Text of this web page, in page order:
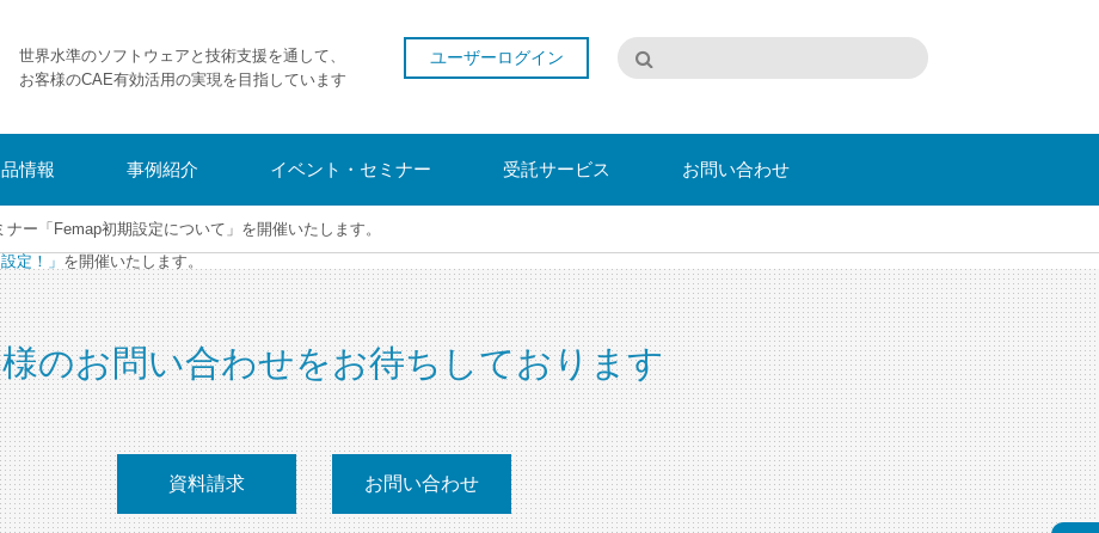
世界水準のソフトウェアと技術支援を通して、
お客様のCAE有効活用の実現を目指しています
ユーザーログイン
情報 事例紹介 イベント・セミナー 受託サービス お問い合わせ
ナー「Femap初期設定について」を開催いたします。
定！」 を開催いたします。
のお問い合わせをお待ちしております
資料請求 お問い合わせ